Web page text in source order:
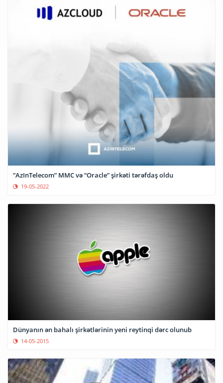
“AzInTelecom” MMC və “Oracle” şirkəti tərəfdaş oldu
19-05-2022
Dünyanın ən bahalı şirkətlərinin yeni reytinqi dərc olunub
14-05-2015